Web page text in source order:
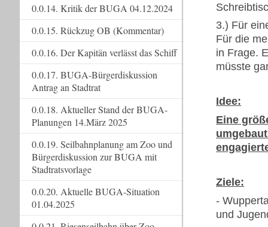
3.) Für
Für die
in Frage.
müsste
Idee:
Eine
Ziele:
-
und
0.0.14. Kritik der BUGA 04.12.2024
0.0.15. Rückzug OB (Kommentar)
0.0.16. Der Kapitän verlässt das Schiff
0.0.17. BUGA-Bürgerdiskussion
Antrag an Stadtrat
0.0.18. Aktueller Stand der BUGA-
Planungen 14.März 2025
0.0.19. Seilbahnplanung am Zoo und
Bürgerdiskussion zur BUGA mit
Stadtratsvorlage
0.0.20. Aktuelle BUGA-Situation
01.04.2025